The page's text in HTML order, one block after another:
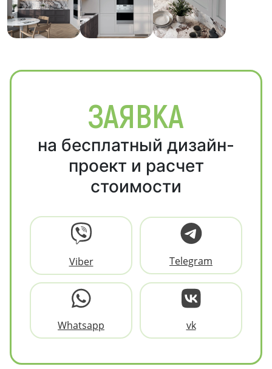
ЗАЯВКА
на бесплатный дизайн-
проект и расчет
стоимости
Viber Telegram
Whatsapp vk